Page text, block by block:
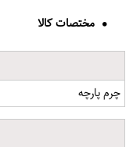
مختصات کالا
چرم پارچه